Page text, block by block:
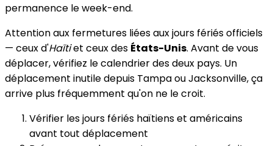
permanence le week-end.
Attention aux fermetures liées aux jours fériés officiels
— ceux d'Haïtiet ceux des États-Unis. Avant de vous
déplacer, vérifiez le calendrier des deux pays. Un
déplacement inutile depuis Tampa ou Jacksonville, ça
arrive plus fréquemment qu'on ne le croit.
Vérifier les jours fériés haïtiens et américains
avant tout déplacement